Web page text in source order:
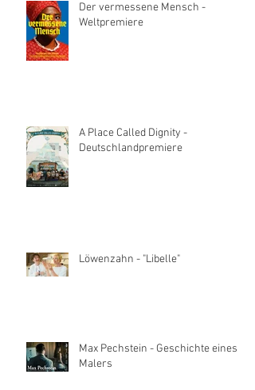
Der vermessene Mensch -
Weltpremiere
A Place Called Dignity -
Deutschlandpremiere
Löwenzahn - "Libelle"
Max Pechstein - Geschichte eines
Malers